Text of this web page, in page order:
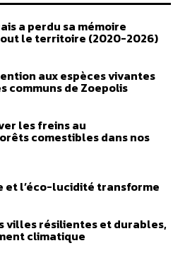
a perdu sa mémoire
le territoire (2020-2026)
aux espèces vivantes
communs de Zoepolis
les freins au
comestibles dans nos
et l’éco-lucidité transforme
villes résilientes et durables,
climatique